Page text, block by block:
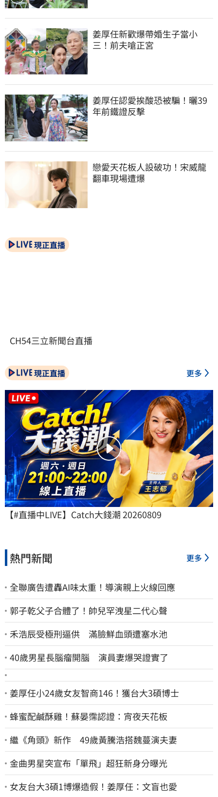
姜厚任新歡爆帶婚生子當小
三！前夫嗆正宮
姜厚任認愛挨酸恐被騙！曬39
年前鐵證反擊
戀愛天花板人設破功！宋威龍
翻車現場遭爆
現正直播
CH54三立新聞台直播
現正直播 更多
【#直播中LIVE】Catch大錢潮 20260809
熱門新聞 更多
全聯廣告遭轟AI味太重！導演親上火線回應
郭子乾父子合體了！帥兒罕洩星二代心聲
禾浩辰受極刑逼供 滿臉鮮血頭遭塞水池
40歲男星長腦瘤開腦 演員妻爆哭證實了
姜厚任小24歲女友智商146！獲台大3碩博士
蜂蜜配鹹酥雞！蘇晏霈認證：宵夜天花板
繼《角頭》新作 49歲黃騰浩搭魏蔓演夫妻
金曲男星突宣布「單飛」超狂新身分曝光
女友台大3碩1博爆造假！姜厚任：文盲也愛